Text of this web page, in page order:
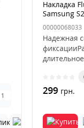
Накладка
Samsung
(S936)
00000068033
Надежная
длительное
299 грн.